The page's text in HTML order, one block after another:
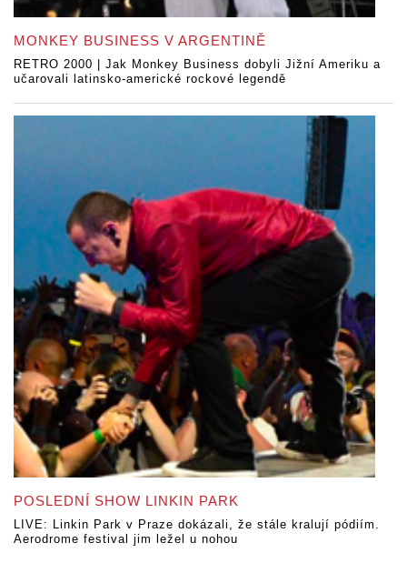
MONKEY BUSINESS V ARGENTINĚ
RETRO 2000 | Jak Monkey Business dobyli Jižní Ameriku a
učarovali latinsko-americké rockové legendě
POSLEDNÍ SHOW LINKIN PARK
LIVE: Linkin Park v Praze dokázali, že stále kralují pódiím.
Aerodrome festival jim ležel u nohou